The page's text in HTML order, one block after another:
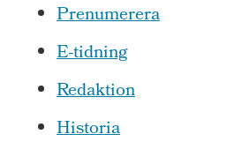
Prenumerera
E-tidning
Redaktion
Historia